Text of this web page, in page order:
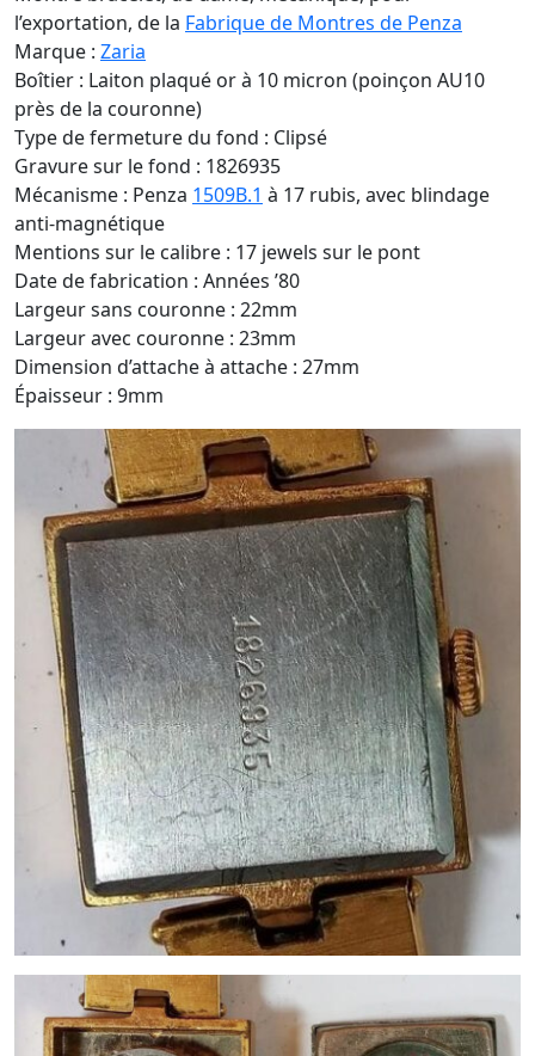
l’exportation, de la Fabrique de Montres de Penza
Marque : Zaria
Boîtier : Laiton plaqué or à 10 micron (poinçon AU10
près de la couronne)
Type de fermeture du fond : Clipsé
Gravure sur le fond : 1826935
Mécanisme : Penza 1509B.1 à 17 rubis, avec blindage
anti-magnétique
Mentions sur le calibre : 17 jewels sur le pont
Date de fabrication : Années ’80
Largeur sans couronne : 22mm
Largeur avec couronne : 23mm
Dimension d’attache à attache : 27mm
Épaisseur : 9mm